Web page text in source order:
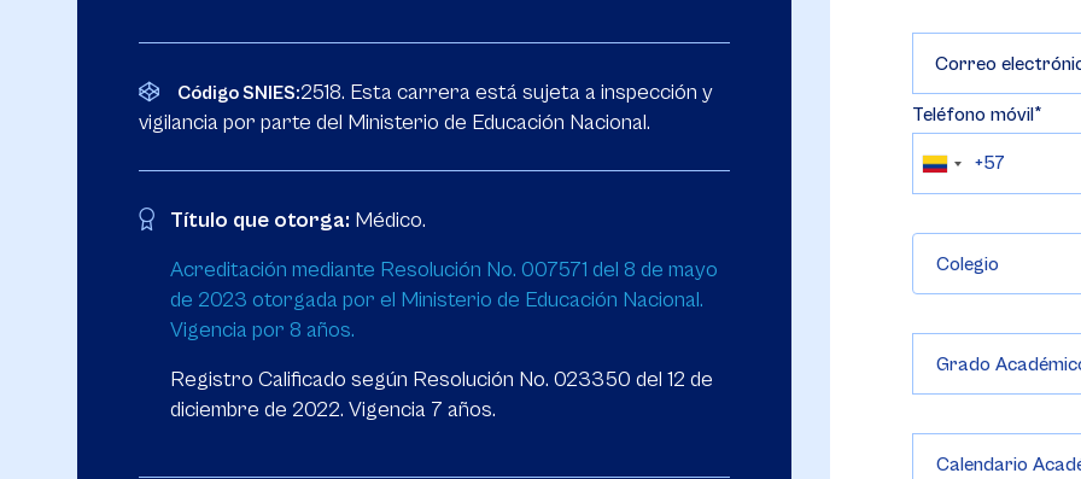
Código SNIES:2518. Esta carrera está sujeta a inspección y
vigilancia por parte del Ministerio de Educación Nacional.
Título que otorga: Médico.
Acreditación mediante Resolución No. 007571 del 8 de mayo
de 2023 otorgada por el Ministerio de Educación Nacional.
Vigencia por 8 años.
Registro Calificado según Resolución No. 023350 del 12 de
diciembre de 2022. Vigencia 7 años.
Correo
Teléfono móvil
Colegio